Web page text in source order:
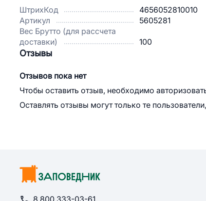
ШтрихКод
4656052810010
Артикул
5605281
Вес Брутто (для рассчета
доставки)
100
Отзывы
Отзывов пока нет
Чтобы оставить отзыв, необходимо
Оставлять отзывы могут только те
8 800 333-03-61